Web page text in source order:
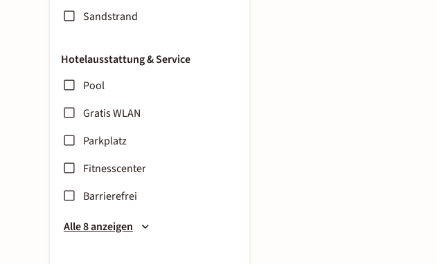
Sandstrand
Hotelausstattung & Service
Pool
Gratis WLAN
Parkplatz
Fitnesscenter
Barrierefrei
Alle 8 anzeigen